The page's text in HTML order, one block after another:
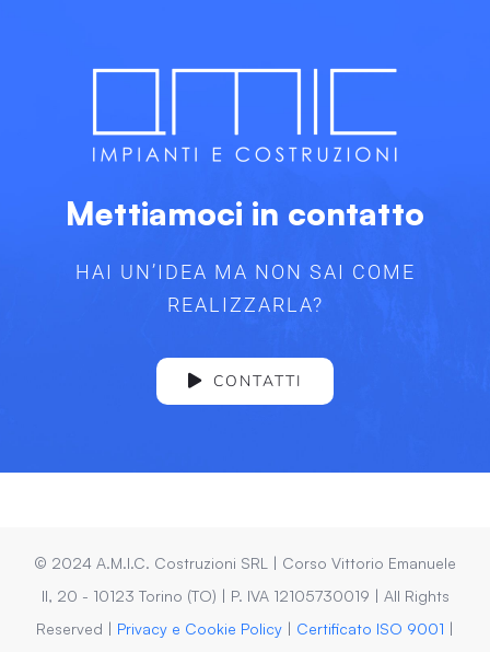
Mettiamoci in contatto
HAI UN’IDEA MA NON SAI COME
REALIZZARLA?
CONTATTI
© 2024 A.M.I.C. Costruzioni SRL | Corso Vittorio Emanuele
II, 20 - 10123 Torino (TO) | P. IVA 12105730019 | All Rights
Reserved | Privacy e Cookie Policy | Certificato ISO 9001 |